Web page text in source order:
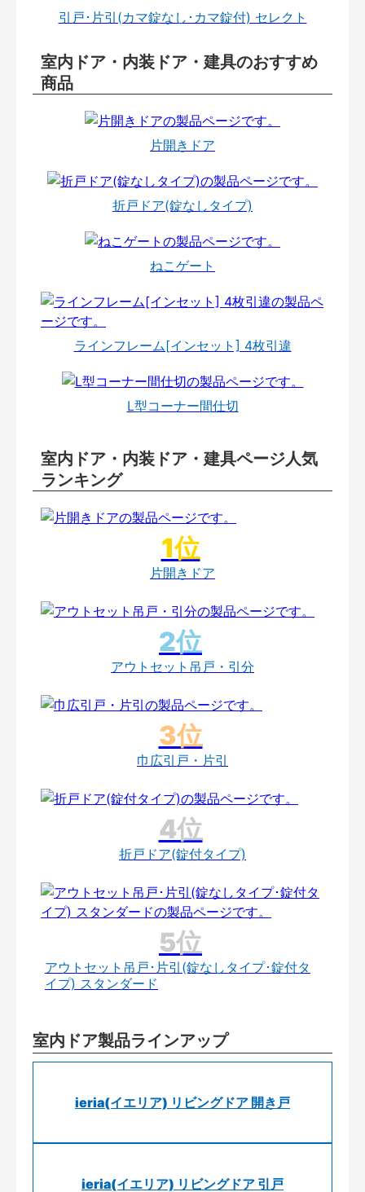
引戸･片引(カマ錠なし･カマ錠付) セレクト
室内ドア・内装ドア・建具のおすすめ
商品
片開きドア
折戸ドア(錠なしタイプ)
ねこゲート
ラインフレーム[インセット] 4枚引違
L型コーナー間仕切
室内ドア・内装ドア・建具ページ人気
ランキング
片開きドア
アウトセット吊戸・引分
巾広引戸・片引
折戸ドア(錠付タイプ)
アウトセット吊戸･片引(錠なしタイプ･錠付タ
イプ) スタンダード
室内ドア製品ラインアップ
ieria(イエリア) リビングドア 開き戸
ieria(イエリア) リビングドア 引戸